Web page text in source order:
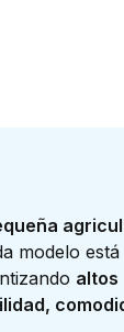
modelo está
altos